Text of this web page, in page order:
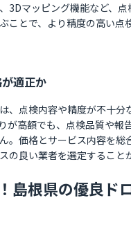
3Dマッピング機能など、
ことで、より精度の高い点
適正か
、点検内容や精度が不十分
が高額でも、点検品質や報
。価格とサービス内容を総
の良い業者を選定すること
島根県の優良ド